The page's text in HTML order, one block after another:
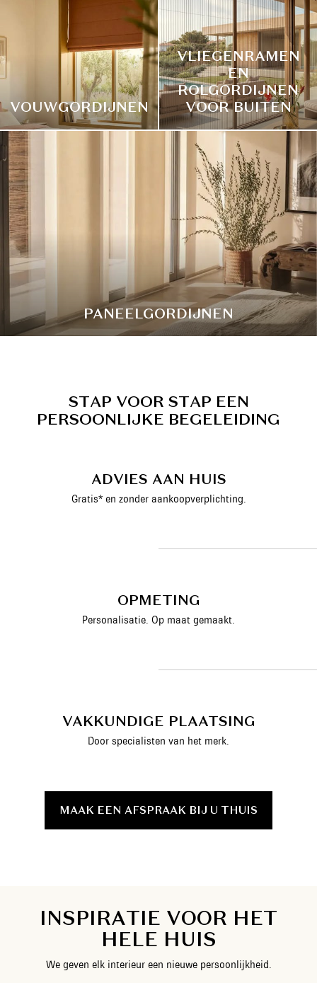
VOUWGORDIJNEN
VLIEGENRAMEN
EN
ROLGORDIJNEN
VOOR BUITEN
PANEELGORDIJNEN
STAP VOOR STAP EEN
PERSOONLIJKE BEGELEIDING
ADVIES AAN HUIS
Gratis* en zonder aankoopverplichting.
OPMETING
Personalisatie. Op maat gemaakt.
VAKKUNDIGE PLAATSING
Door specialisten van het merk.
MAAK EEN AFSPRAAK BIJ U THUIS
INSPIRATIE VOOR HET
HELE HUIS
We geven elk interieur een nieuwe persoonlijkheid.